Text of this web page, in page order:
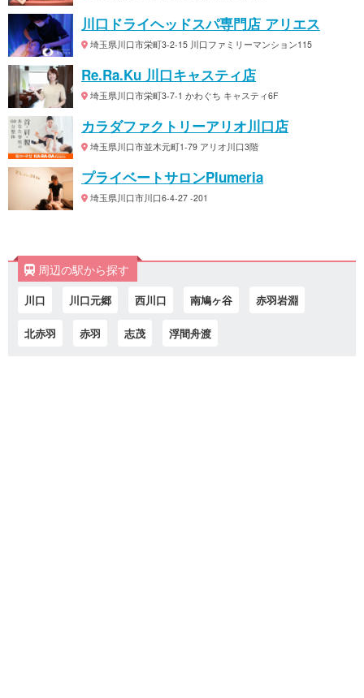
川口ドライヘッドスパ専門店 アリエス
埼玉県川口市栄町3-2-15 川口ファミリーマンション115
Re.Ra.Ku 川口キャスティ店
埼玉県川口市栄町3-7-1 かわぐち キャスティ6F
カラダファクトリーアリオ川口店
埼玉県川口市並木元町1-79 アリオ川口3階
プライベートサロンPlumeria
埼玉県川口市川口6-4-27 -201
周辺の駅から探す
川口 川口元郷 西川口 南鳩ヶ谷 赤羽岩淵
北赤羽 赤羽 志茂 浮間舟渡